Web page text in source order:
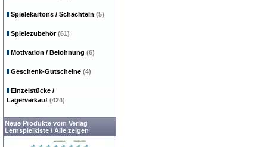
Spielekartons / Schachteln (5)
Spielezubehör(61)
Motivation / Belohnung (6)
Geschenk-Gutscheine (4)
Einzelstücke /
Lagerverkauf (424)
Neue Produkte vom Verlag
Lernspielkiste / Alle zeigen